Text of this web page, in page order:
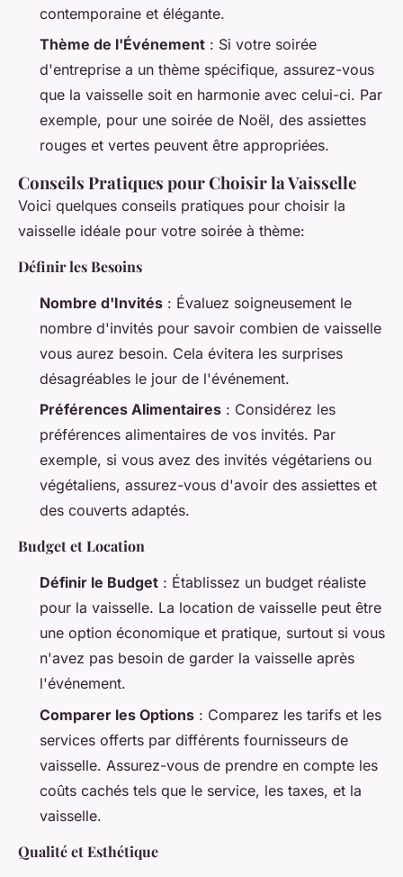
contemporaine et élégante.
Thème de l'Événement : Si votre soirée
d'entreprise a un thème spécifique, assurez-vous
que la vaisselle soit en harmonie avec celui-ci. Par
exemple, pour une soirée de Noël, des assiettes
rouges et vertes peuvent être appropriées.
Conseils Pratiques pour Choisir la Vaisselle
Voici quelques conseils pratiques pour choisir la
vaisselle idéale pour votre soirée à thème:
Définir les Besoins
Nombre d'Invités : Évaluez soigneusement le
nombre d'invités pour savoir combien de vaisselle
vous aurez besoin. Cela évitera les surprises
désagréables le jour de l'événement.
Préférences Alimentaires : Considérez les
préférences alimentaires de vos invités. Par
exemple, si vous avez des invités végétariens ou
végétaliens, assurez-vous d'avoir des assiettes et
des couverts adaptés.
Budget et Location
Définir le Budget : Établissez un budget réaliste
pour la vaisselle. La location de vaisselle peut être
une option économique et pratique, surtout si vous
n'avez pas besoin de garder la vaisselle après
l'événement.
Comparer les Options : Comparez les tarifs et les
services offerts par différents fournisseurs de
vaisselle. Assurez-vous de prendre en compte les
coûts cachés tels que le service, les taxes, et la
vaisselle.
Qualité et Esthétique